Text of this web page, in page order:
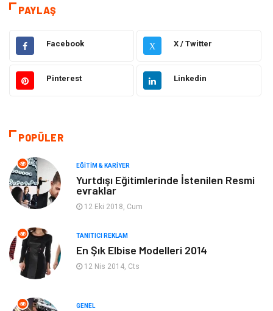
Hizmet
Hukuk Emlak
Otomotiv Sağlıklı Yaşam
Moda
Makine
Elektronik
Giyim
Ev Dekorasyon Organizasyon
PAYLAŞ
Facebook X X / Twitter
Pinterest Linkedin
POPÜLER
EĞITIM & KARIYER
Yurtdışı Eğitimlerinde İstenilen Resmi
evraklar
12 Eki 2018, Cum
TANITICI REKLAM
En Şık Elbise Modelleri 2014
12 Nis 2014, Cts
GENEL